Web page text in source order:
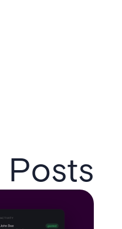
Posts